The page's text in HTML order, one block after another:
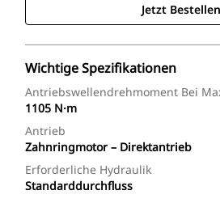
Jetzt Bestellen
Wichtige Spezifikationen
Antriebswellendrehmoment Bei
1105 N·m
Antrieb
Zahnringmotor – Direktantrieb
Erforderliche Hydraulik
Standarddurchfluss